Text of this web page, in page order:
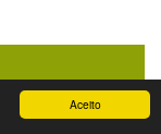
Aceito